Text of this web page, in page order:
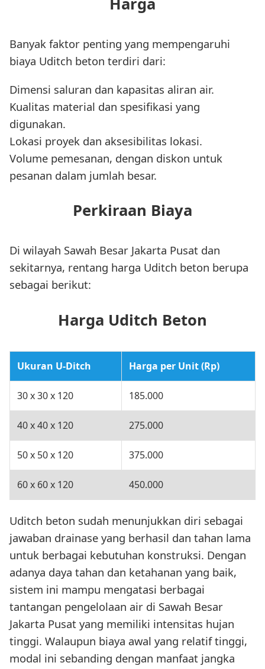
Banyak faktor penting yang mempengaruhi
biaya Uditch beton terdiri dari:
Dimensi saluran dan kapasitas aliran air.
Kualitas material dan spesifikasi yang
digunakan.
Lokasi proyek dan aksesibilitas lokasi.
Volume pemesanan, dengan diskon untuk
pesanan dalam jumlah besar.
Perkiraan Biaya
Di wilayah Sawah Besar Jakarta Pusat dan
sekitarnya, rentang harga Uditch beton berupa
sebagai berikut:
Harga Uditch Beton
Ukuran U-Ditch Harga per Unit (Rp)
30 x 30 x 120 185.000
40 x 40 x 120 275.000
50 x 50 x 120 375.000
60 x 60 x 120 450.000
Uditch beton sudah menunjukkan diri sebagai
jawaban drainase yang berhasil dan tahan lama
untuk berbagai kebutuhan konstruksi. Dengan
adanya daya tahan dan ketahanan yang baik,
sistem ini mampu mengatasi berbagai
tantangan pengelolaan air di Sawah Besar
Jakarta Pusat yang memiliki intensitas hujan
tinggi. Walaupun biaya awal yang relatif tinggi,
modal ini sebanding dengan manfaat jangka